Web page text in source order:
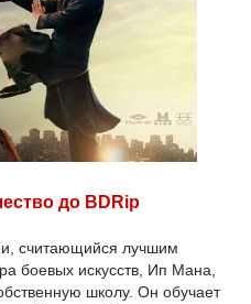
до BDRip
считающийся лучшим
боевых искусств, Ип Мана,
школу. Он обучает